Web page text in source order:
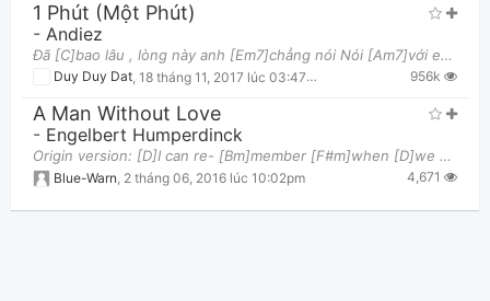
1 Phút (Một Phút)
- Andiez
Đã [C]bao lâu , lòng này anh [Em7]chẳng nói Nói [Am7]với em , ngàn lời a cất [G]giữ trong tim Lần
Duy Duy Dat 18 tháng 11, 2017 lúc 03:47pm 956k
A Man Without Love
- Engelbert Humperdinck
Origin version: [D]I can re- [Bm]member [F#m]when [D]we walked to- [Em]gether Sharing a love I [A7]
Blue-Warn 2 tháng 06, 2016 lúc 10:02pm 4,671